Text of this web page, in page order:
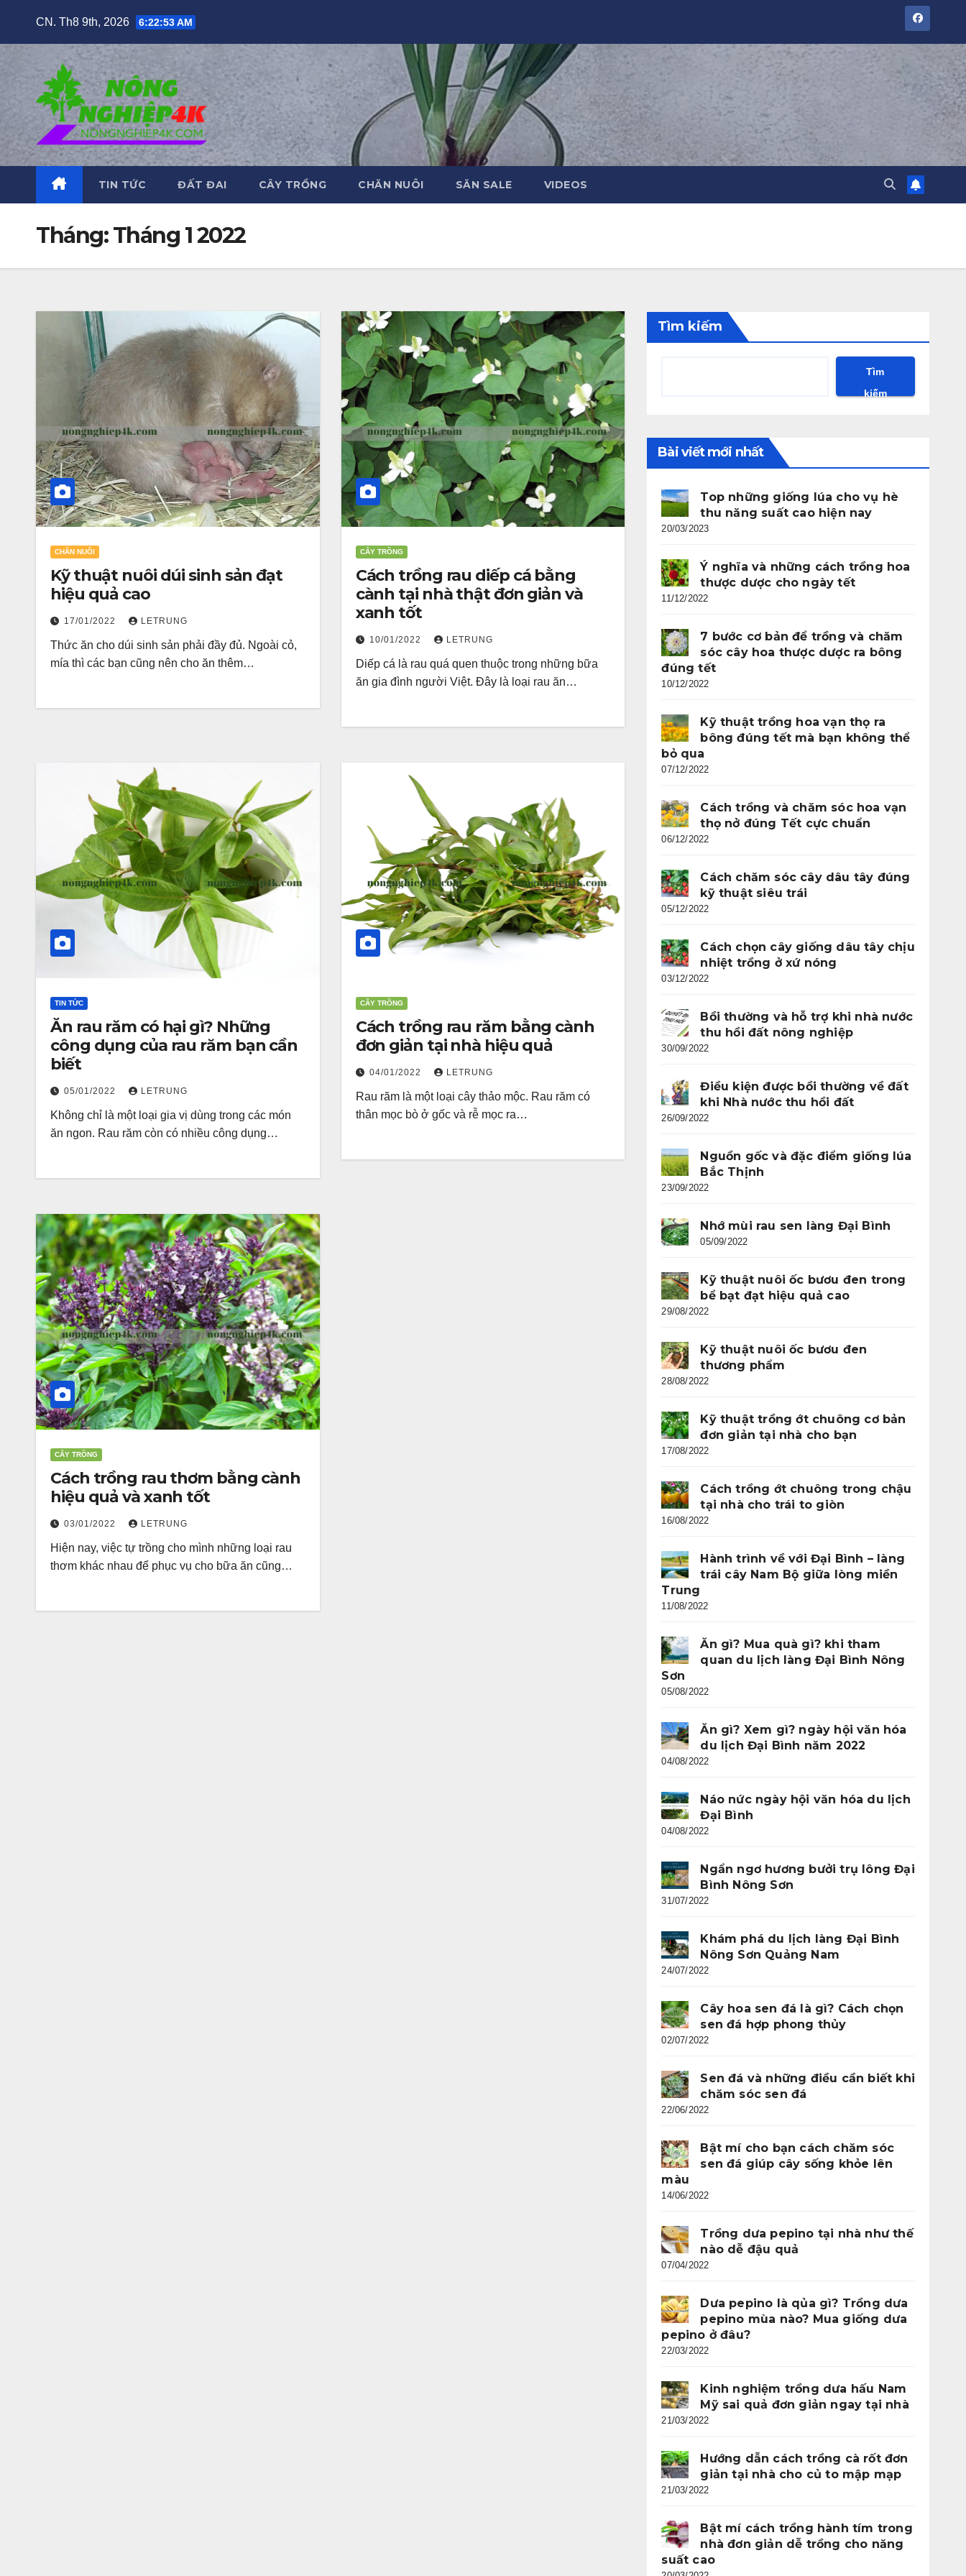
CN. Th8 9th, 2026 6:22:54 AM
TIN TỨC ĐẤT ĐAI CÂY TRỒNG CHĂN NUÔI SĂN SALE VIDEOS
Tháng:Tháng 1 2022
CHĂN NUÔI
Kỹ thuật nuôi dúi sinh sản đạt
hiệu quả cao
17/01/2022 LETRUNG
Thức ăn cho dúi sinh sản phải đầy đủ. Ngoài cỏ,
mía thì các bạn cũng nên cho ăn thêm…
CÂY TRỒNG
Cách trồng rau diếp cá bằng
cành tại nhà thật đơn giản và
xanh tốt
10/01/2022 LETRUNG
Diếp cá là rau quá quen thuộc trong những bữa
ăn gia đình người Việt. Đây là loại rau ăn…
TIN TỨC
Ăn rau răm có hại gì? Những
công dụng của rau răm bạn cần
biết
05/01/2022 LETRUNG
Không chỉ là một loại gia vị dùng trong các món
ăn ngon. Rau răm còn có nhiều công dụng…
CÂY TRỒNG
Cách trồng rau răm bằng cành
đơn giản tại nhà hiệu quả
04/01/2022 LETRUNG
Rau răm là một loại cây thảo mộc. Rau răm có
thân mọc bò ở gốc và rễ mọc ra…
CÂY TRỒNG
Cách trồng rau thơm bằng cành
hiệu quả và xanh tốt
03/01/2022 LETRUNG
Hiện nay, việc tự trồng cho mình những loại rau
thơm khác nhau để phục vụ cho bữa ăn cũng…
Tìm kiếm
Tìm
kiếm
Bài viết mới nhất
Top những giống lúa cho vụ hè
thu năng suất cao hiện nay
20/03/2023
Ý nghĩa và những cách trồng hoa
thược dược cho ngày tết
11/12/2022
7 bước cơ bản để trồng và chăm
sóc cây hoa thược dược ra bông
đúng tết
10/12/2022
Kỹ thuật trồng hoa vạn thọ ra
bông đúng tết mà bạn không thể
bỏ qua
07/12/2022
Cách trồng và chăm sóc hoa vạn
thọ nở đúng Tết cực chuẩn
06/12/2022
Cách chăm sóc cây dâu tây đúng
kỹ thuật siêu trái
05/12/2022
Cách chọn cây giống dâu tây chịu
nhiệt trồng ở xứ nóng
03/12/2022
Bồi thường và hỗ trợ khi nhà nước
thu hồi đất nông nghiệp
30/09/2022
Điều kiện được bồi thường về đất
khi Nhà nước thu hồi đất
26/09/2022
Nguồn gốc và đặc điểm giống lúa
Bắc Thịnh
23/09/2022
Nhớ mùi rau sen làng Đại Bình
05/09/2022
Kỹ thuật nuôi ốc bươu đen trong
bể bạt đạt hiệu quả cao
29/08/2022
Kỹ thuật nuôi ốc bươu đen
thương phẩm
28/08/2022
Kỹ thuật trồng ớt chuông cơ bản
đơn giản tại nhà cho bạn
17/08/2022
Cách trồng ớt chuông trong chậu
tại nhà cho trái to giòn
16/08/2022
Hành trình về với Đại Bình – làng
trái cây Nam Bộ giữa lòng miền
Trung
11/08/2022
Ăn gì? Mua quà gì? khi tham
quan du lịch làng Đại Bình Nông
Sơn
05/08/2022
Ăn gì? Xem gì? ngày hội văn hóa
du lịch Đại Bình năm 2022
04/08/2022
Náo nức ngày hội văn hóa du lịch
Đại Bình
04/08/2022
Ngẩn ngơ hương bưởi trụ lông Đại
Bình Nông Sơn
31/07/2022
Khám phá du lịch làng Đại Bình
Nông Sơn Quảng Nam
24/07/2022
Cây hoa sen đá là gì? Cách chọn
sen đá hợp phong thủy
02/07/2022
Sen đá và những điều cần biết khi
chăm sóc sen đá
22/06/2022
Bật mí cho bạn cách chăm sóc
sen đá giúp cây sống khỏe lên
màu
14/06/2022
Trồng dưa pepino tại nhà như thế
nào dễ đậu quả
07/04/2022
Dưa pepino là qủa gì? Trồng dưa
pepino mùa nào? Mua giống dưa
pepino ở đâu?
22/03/2022
Kinh nghiệm trồng dưa hấu Nam
Mỹ sai quả đơn giản ngay tại nhà
21/03/2022
Hướng dẫn cách trồng cà rốt đơn
giản tại nhà cho củ to mập mạp
21/03/2022
Bật mí cách trồng hành tím trong
nhà đơn giản dễ trồng cho năng
suất cao